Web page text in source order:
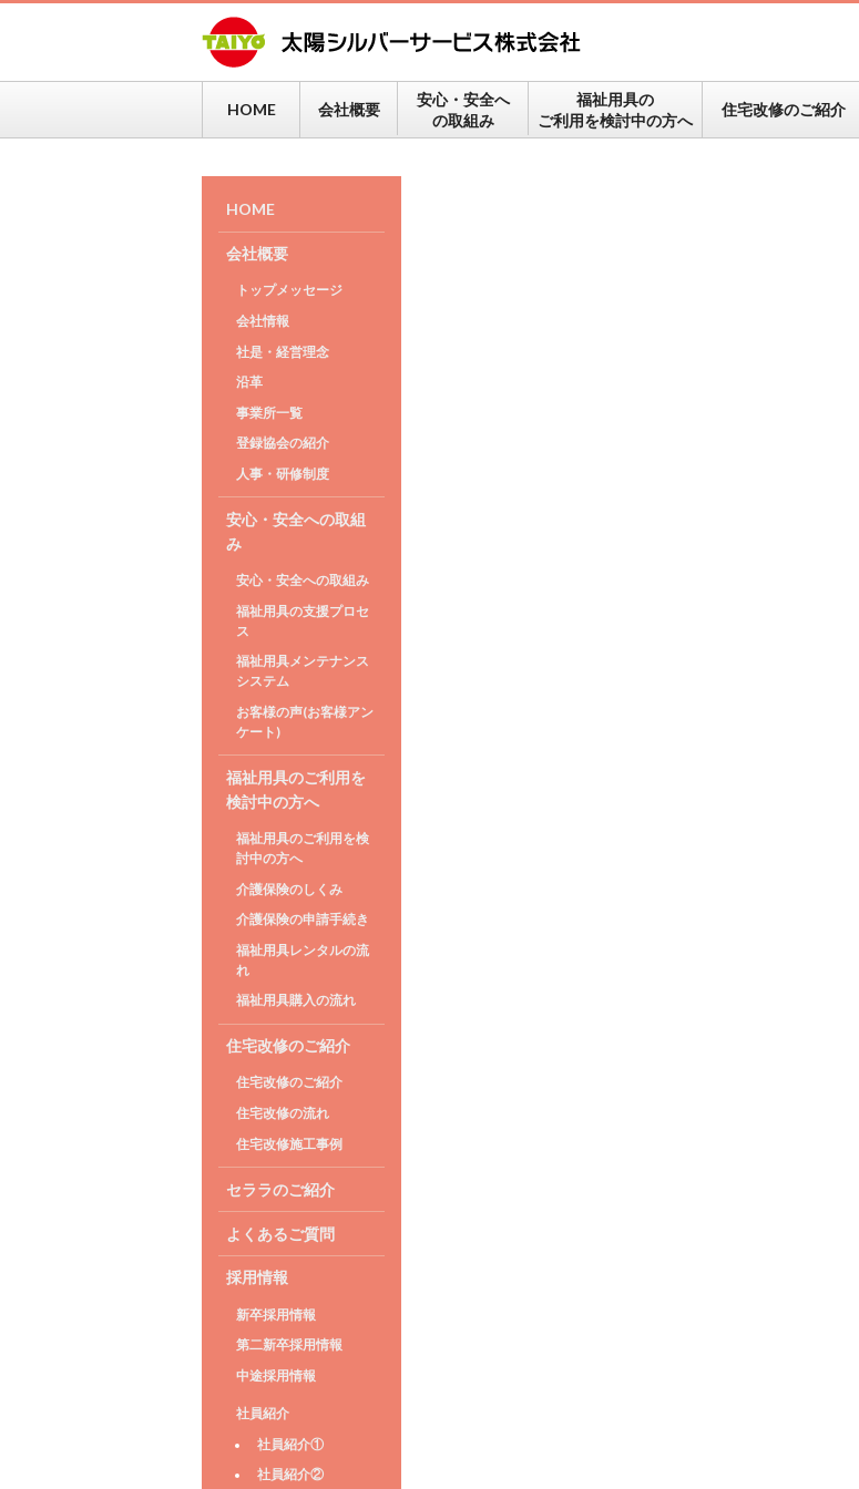
HOME 会社概要
安心・安全へ
の取組み
福祉用具の
ご利用を検討中の方へ
住宅改修のご紹介
HOME
会社概要
トップメッセージ
会社情報
社是・経営理念
沿革
事業所一覧
登録協会の紹介
人事・研修制度
安心・安全への取組
み
安心・安全への取組み
福祉用具の支援プロセ
ス
福祉用具メンテナンス
システム
お客様の声(お客様アン
ケート)
福祉用具のご利用を
検討中の方へ
福祉用具のご利用を検
討中の方へ
介護保険のしくみ
介護保険の申請手続き
福祉用具レンタルの流
れ
福祉用具購入の流れ
住宅改修のご紹介
住宅改修のご紹介
住宅改修の流れ
住宅改修施工事例
セララのご紹介
よくあるご質問
採用情報
新卒採用情報
第二新卒採用情報
中途採用情報
社員紹介
社員紹介①
社員紹介②